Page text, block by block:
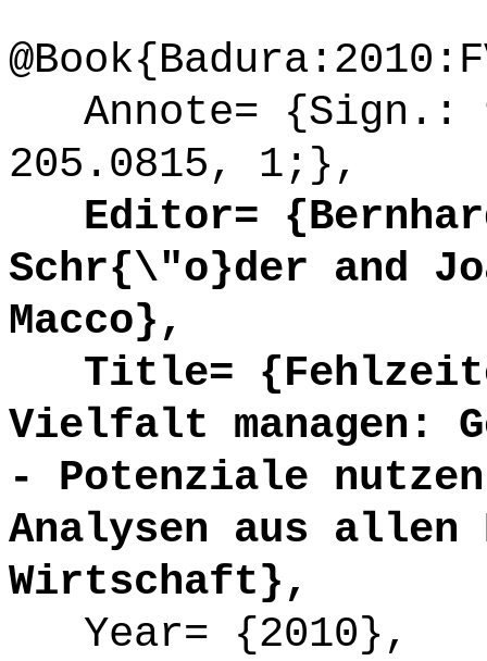
Annote= {Sign.:
205.0815, 1;},
Editor=
Schr{\"o}der and
Macco},
Title=
Vielfalt managen:
- Potenziale
Analysen aus allen
Wirtschaft},
Year= {2010},